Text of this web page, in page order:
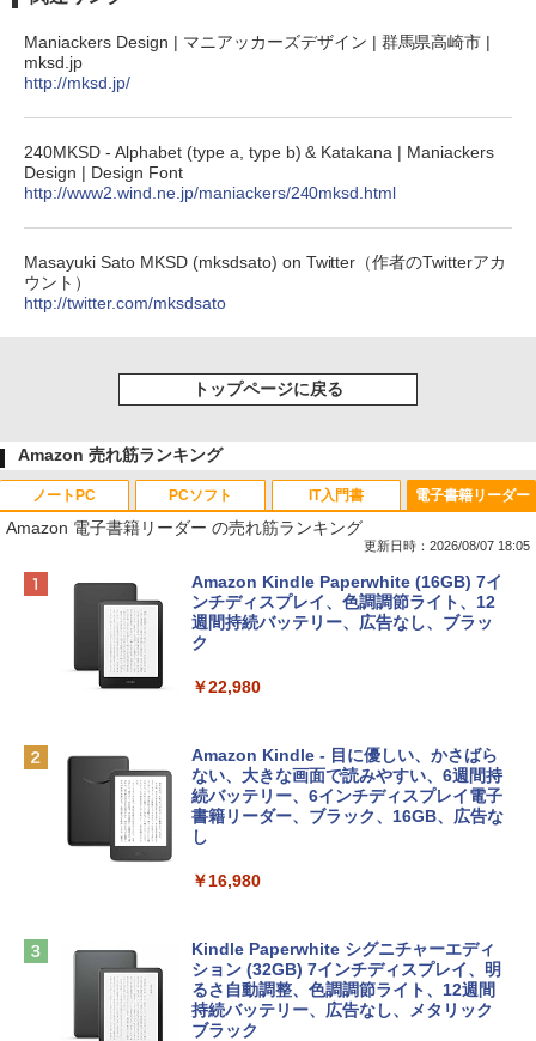
Maniackers Design | マニアッカーズデザイン | 群馬県高崎市 |
mksd.jp
http://mksd.jp/
240MKSD - Alphabet (type a, type b) & Katakana | Maniackers
Design | Design Font
http://www2.wind.ne.jp/maniackers/240mksd.html
Masayuki Sato MKSD (mksdsato) on Twitter（作者のTwitterアカ
ウント）
http://twitter.com/mksdsato
トップページに戻る
Amazon 売れ筋ランキング
ノートPC
Apple 2026 MacBook Neo A18 Proチッ
プ搭載13インチノートブック：AIとAppl
e Intelligence、Liquid Retinaディスプ
レイ、8GBメモリ、512GB SSD、1080p
ィゴ + 3年延長 AppleCare+ for 13インチ
￥162,598
tomtoc 360°保護 15.6 16インチ パソコ
ンケース Dell NEC Lavie ASUS HP dyna
Apple 2026 MacBook Air M5チップ搭載
13インチノートブック：AIとApple Intell
igence、13.6インチLiquid Retinaディ
スプレイ、16GBユニファイドメモリ、1
PCソフト
Robloxギフトカード - 800 Robux 【限
定バーチャルアイテムを含む】 【オンラ
インゲームコード】 ロブロックス | オン
ラインコード版
￥1,300
Microsoft Office Home & Business 202
4(最新 永続版)|オンラインコード版|Wind
ows11、10/mac対応|PC2台
￥39,582
インゲームコード】 ロブロックス | オン
ラインコード版
￥3,200
IT入門書
生成AIパスポート公式テキスト 第４版
￥1,766
出す プロンプトの言葉 AI画像生成シリー
ズ (はぴーイラストLabo)
￥480
ClaudeCode いちばんやさしい 教科書:
にもKindle出版にも！ 非エンジニアのた
めのAIコーディング入門シリーズ
￥99
電子書籍リーダー
Amazon 電子書籍リーダー の売れ筋ランキング
更新日時：2026/08/07 18:05
Amazon Kindle Paperwhite (16GB) 7イ
ンチディスプレイ、色調調節ライト、12
週間持続バッテリー、広告なし、ブラッ
ク
￥22,980
Amazon Kindle - 目に優しい、かさばら
ない、大きな画面で読みやすい、6週間持
続バッテリー、6インチディスプレイ電子
書籍リーダー、ブラック、16GB、広告な
し
￥16,980
Kindle Paperwhite シグニチャーエディ
ション (32GB) 7インチディスプレイ、明
るさ自動調整、色調調節ライト、12週間
持続バッテリー、広告なし、メタリック
ブラック